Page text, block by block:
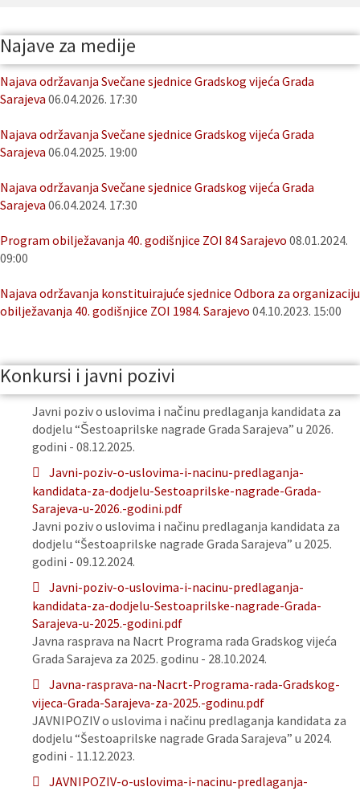
Najave za medije
Najava održavanja Svečane sjednice Gradskog vijeća Grada
Sarajeva 06.04.2026. 17:30
Najava održavanja Svečane sjednice Gradskog vijeća Grada
Sarajeva 06.04.2025. 19:00
Najava održavanja Svečane sjednice Gradskog vijeća Grada
Sarajeva 06.04.2024. 17:30
Program obilježavanja 40. godišnjice ZOI 84 Sarajevo 08.01.2024.
09:00
Najava održavanja konstituirajuće sjednice Odbora za organizaciju
obilježavanja 40. godišnjice ZOI 1984. Sarajevo 04.10.2023. 15:00
Konkursi i javni pozivi
Javni poziv o uslovima i načinu predlaganja kandidata za
dodjelu “Šestoaprilske nagrade Grada Sarajeva” u 2026.
godini - 08.12.2025.
Javni-poziv-o-uslovima-i-nacinu-predlaganja-
kandidata-za-dodjelu-Sestoaprilske-nagrade-Grada-
Sarajeva-u-2026.-godini.pdf
Javni poziv o uslovima i načinu predlaganja kandidata za
dodjelu “Šestoaprilske nagrade Grada Sarajeva” u 2025.
godini - 09.12.2024.
Javni-poziv-o-uslovima-i-nacinu-predlaganja-
kandidata-za-dodjelu-Sestoaprilske-nagrade-Grada-
Sarajeva-u-2025.-godini.pdf
Javna rasprava na Nacrt Programa rada Gradskog vijeća
Grada Sarajeva za 2025. godinu - 28.10.2024.
Javna-rasprava-na-Nacrt-Programa-rada-Gradskog-
vijeca-Grada-Sarajeva-za-2025.-godinu.pdf
JAVNIPOZIV o uslovima i načinu predlaganja kandidata za
dodjelu “Šestoaprilske nagrade Grada Sarajeva” u 2024.
godini - 11.12.2023.
JAVNIPOZIV-o-uslovima-i-nacinu-predlaganja-